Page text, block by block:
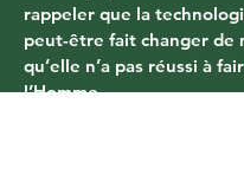
rappeler que la
peut-être fait changer de
qu’elle n’a pas réussi à
l’Homme.